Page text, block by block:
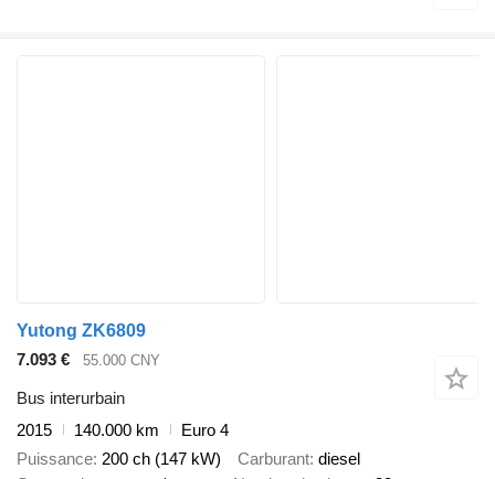
Yutong ZK6809
7.093 €
55.000 CNY
Bus interurbain
2015
140.000 km
Euro 4
Puissance 200 ch (147 kW) Carburant diesel